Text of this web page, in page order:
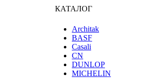
КАТАЛОГ
Architak
BASF
Casali
CN
DUNLOP
MICHELIN